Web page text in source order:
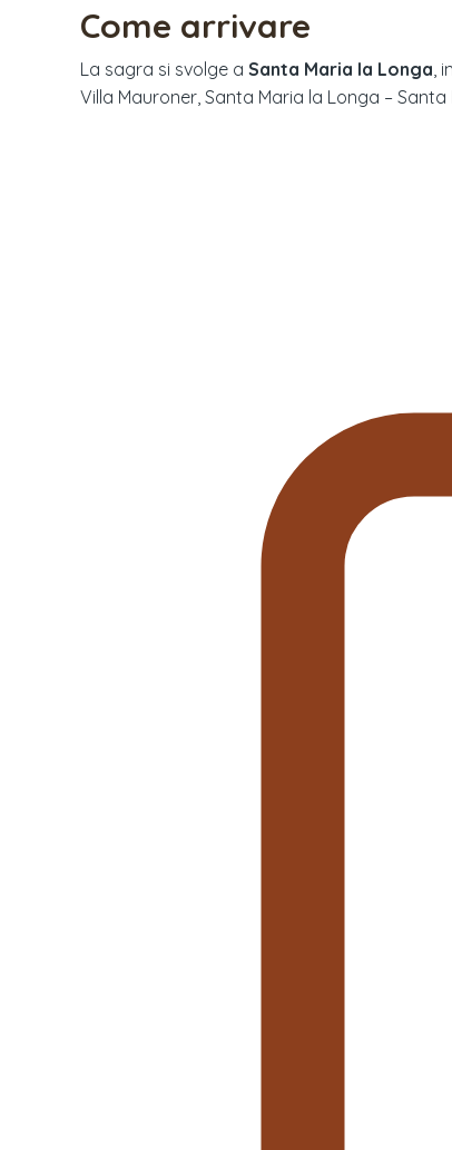
Come arrivare
La sagra si svolge a Santa Maria la Longa ,
Villa Mauroner, Santa Maria la Longa –